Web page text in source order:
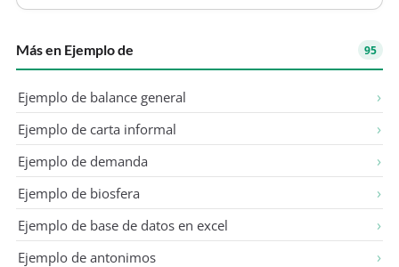
conocimiento del contable se de…
Más en Ejemplo de 95
Ejemplo de balance general
Ejemplo de carta informal
Ejemplo de demanda
Ejemplo de biosfera
Ejemplo de base de datos en excel
Ejemplo de antonimos